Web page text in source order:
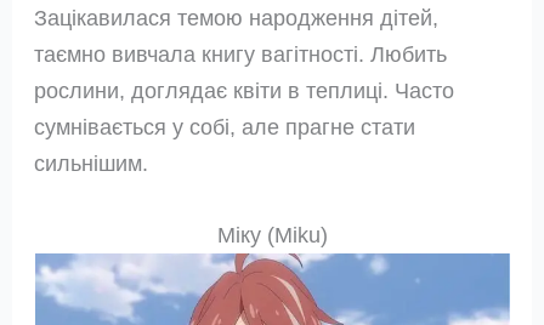
Зацікавилася темою народження дітей,
таємно вивчала книгу вагітності. Любить
рослини, доглядає квіти в теплиці. Часто
сумнівається у собі, але прагне стати
сильнішим.
Міку (Miku)